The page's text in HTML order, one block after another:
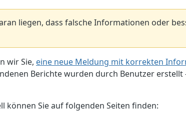
liegen, dass falsche Informationen oder
wir Sie, eine neue Meldung mit korrekten
Berichte wurden durch Benutzer
können Sie auf folgenden Seiten finden: